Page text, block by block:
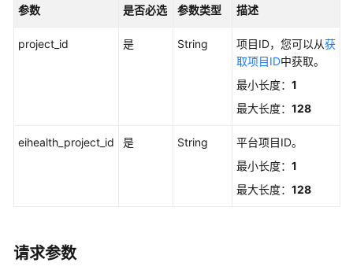
速
门
南
API
参数 是否必选 参数类型 描述
project_id 是 String 项目ID，您可以从获
取项目ID中获取。
最小长度： 1
最大长度： 128
eihealth_project_id 是 String
平台项目ID。
最小长度： 1
最大长度： 128
请求参数